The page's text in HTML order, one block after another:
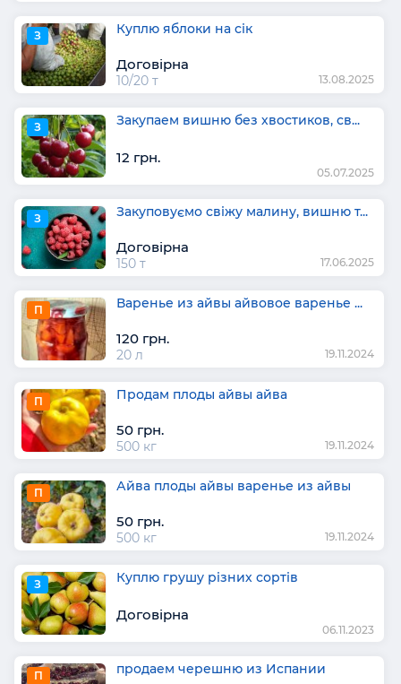
З Куплю яблоки на сік
Договірна
10/20 т 13.08.2025
З Закупаем вишню без хвостиков, св...
12 грн.
05.07.2025
З Закуповуємо свіжу малину, вишню т...
Договірна
150 т 17.06.2025
П Варенье из айвы айвовое варенье ...
120 грн.
20 л 19.11.2024
П Продам плоды айвы айва
50 грн.
500 кг 19.11.2024
П Айва плоды айвы варенье из айвы
50 грн.
500 кг 19.11.2024
З Куплю грушу різних сортів
Договірна
06.11.2023
П продаем черешню из Испании